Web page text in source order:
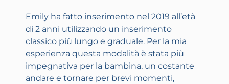
Emily ha fatto inserimento nel 2019 all’età
di 2 anni utilizzando un inserimento
classico più lungo e graduale. Per la mia
esperienza questa modalità è stata più
impegnativa per la bambina, un costante
andare e tornare per brevi momenti,